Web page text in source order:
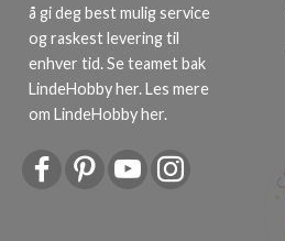
å gi deg best mulig service
og raskest levering til
enhver tid. Se teamet bak
LindeHobby her.Les mere
om LindeHobby her.